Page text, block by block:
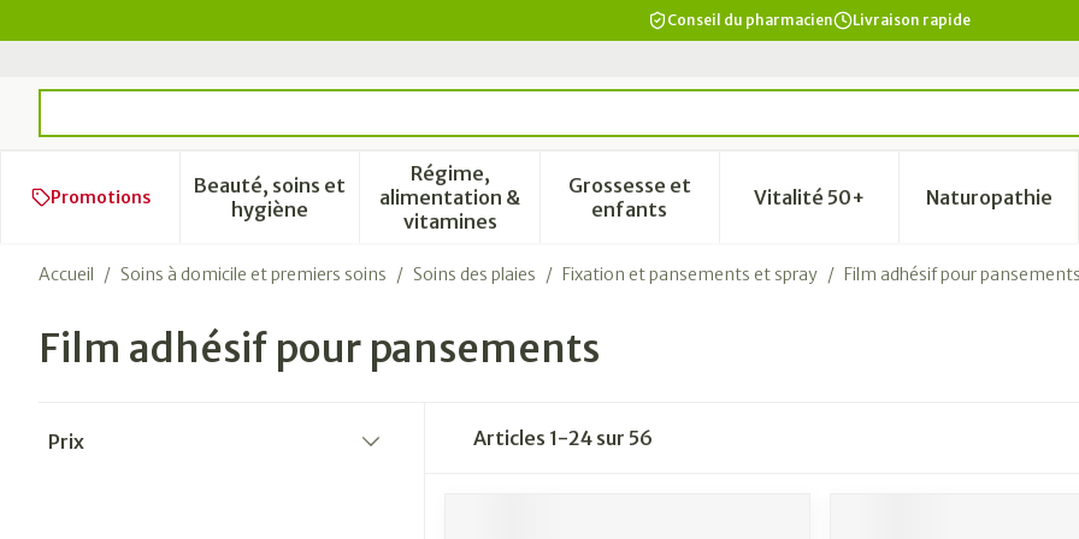
Conseil du pharmacien Livraison rapide
Promotions
Beauté, soins et
hygièneAfficher le sous-menu pour la catégorie Beauté, soins et hygiène
Régime,
alimentation &
vitamines
Afficher le sous-menu pour la catégorie Régime, alimentation &
Grossesse et
enfantsAfficher le sous-menu pour la catégorie
Vitalité 50+Afficher le sous-menu pour
Naturopathie
Afficher
Accueil / Soins à domicile et premiers soins / Soins des plaies / Fixation et pansements et spray / Film adhésif pour pansements
Film adhésif pour pansements
Prix
Articles 1-24 sur 56